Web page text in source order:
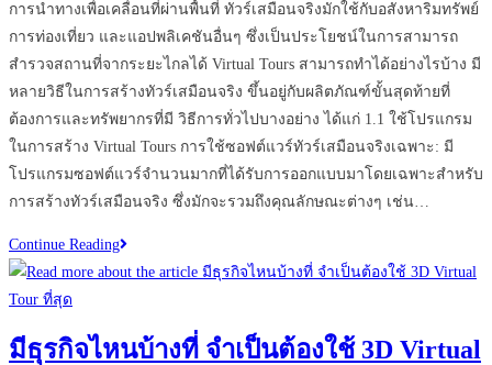
การนำทางเพื่อเคลื่อนที่ผ่านพื้นที่ ทัวร์เสมือนจริงมักใช้กับอสังหาริมทรัพย์
การท่องเที่ยว และแอปพลิเคชันอื่นๆ ซึ่งเป็นประโยชน์ในการสามารถ
สำรวจสถานที่จากระยะไกลได้ Virtual Tours สามารถทำได้อย่างไรบ้าง มี
หลายวิธีในการสร้างทัวร์เสมือนจริง ขึ้นอยู่กับผลิตภัณฑ์ขั้นสุดท้ายที่
ต้องการและทรัพยากรที่มี วิธีการทั่วไปบางอย่าง ได้แก่ 1.1 ใช้โปรแกรม
ในการสร้าง Virtual Tours การใช้ซอฟต์แวร์ทัวร์เสมือนจริงเฉพาะ: มี
โปรแกรมซอฟต์แวร์จำนวนมากที่ได้รับการออกแบบมาโดยเฉพาะสำหรับ
การสร้างทัวร์เสมือนจริง ซึ่งมักจะรวมถึงคุณลักษณะต่างๆ เช่น…
Continue Readingเทคโนโลยี
Virtual
อะไร
มีธุรกิจไหนบ้างที่ จำเป็นต้องใช้ 3D Virtual